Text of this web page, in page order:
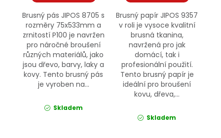
Brusný pás JIPOS 8705 s
rozměry 75x533mm a
zrnitostí P100 je navržen
pro náročné broušení
různých materiálů, jako
jsou dřevo, barvy, laky a
kovy. Tento brusný pás
je vyroben na...
Skladem
Brusný papír JIPOS 9357
v roli je vysoce kvalitní
brusná tkanina,
navržená pro jak
domácí, tak i
profesionální použití.
Tento brusný papír je
ideální pro broušení
kovu, dřeva,...
Skladem